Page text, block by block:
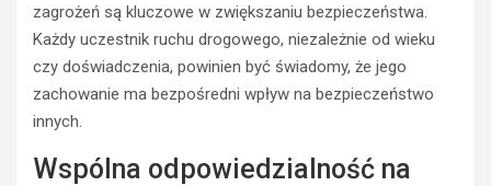
zagrożeń są kluczowe w zwiększaniu bezpieczeństwa.
Każdy uczestnik ruchu drogowego, niezależnie od wieku
czy doświadczenia, powinien być świadomy, że jego
zachowanie ma bezpośredni wpływ na bezpieczeństwo
innych.
Wspólna odpowiedzialność na
BEZPIECZEŃSTWO
POLICJA
WYPADKI
M
oN